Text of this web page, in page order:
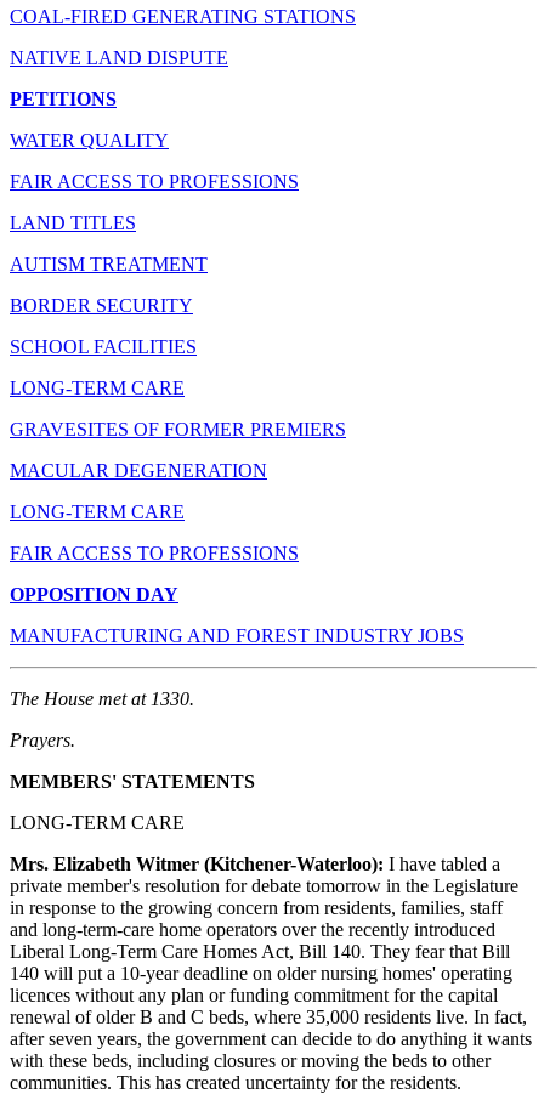
COAL-FIRED GENERATING STATIONS
NATIVE LAND DISPUTE
PETITIONS
WATER QUALITY
FAIR ACCESS TO PROFESSIONS
LAND TITLES
AUTISM TREATMENT
BORDER SECURITY
SCHOOL FACILITIES
LONG-TERM CARE
GRAVESITES OF FORMER PREMIERS
MACULAR DEGENERATION
LONG-TERM CARE
FAIR ACCESS TO PROFESSIONS
OPPOSITION DAY
MANUFACTURING AND FOREST INDUSTRY JOBS
The House met at 1330.
Prayers.
MEMBERS' STATEMENTS
LONG-TERM CARE
Mrs. Elizabeth Witmer (Kitchener-Waterloo): I have tabled a
private member's resolution for debate tomorrow in the Legislature
in response to the growing concern from residents, families, staff
and long-term-care home operators over the recently introduced
Liberal Long-Term Care Homes Act, Bill 140. They fear that Bill
140 will put a 10-year deadline on older nursing homes' operating
licences without any plan or funding commitment for the capital
renewal of older B and C beds, where 35,000 residents live. In fact,
after seven years, the government can decide to do anything it wants
with these beds, including closures or moving the beds to other
communities. This has created uncertainty for the residents.